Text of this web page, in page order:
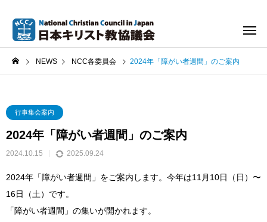
NEWS NCC各委員会 2024年「障がい者週間」のご案内
行事集会案内
2024年「障がい者週間」のご案内
2024.10.15 2025.09.24
2024年「障がい者週間」をご案内します。今年は11月10日（日）〜
16日（土）です。
「障がい者週間」の集いが開かれます。